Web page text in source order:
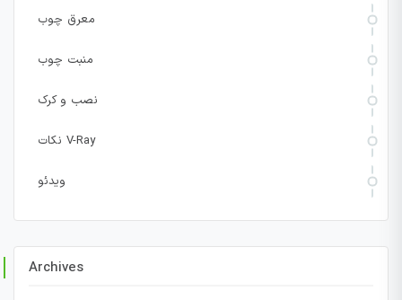
معرق چوب
منبت چوب
نصب و کرک
نکات V-Ray
ویدئو
Archives